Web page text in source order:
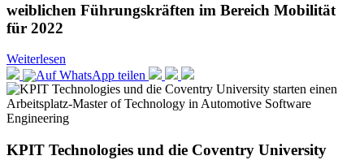
weiblichen Führungskräften im Bereich Mobilität
für 2022
Weiterlesen
KPIT Technologies und die Coventry University